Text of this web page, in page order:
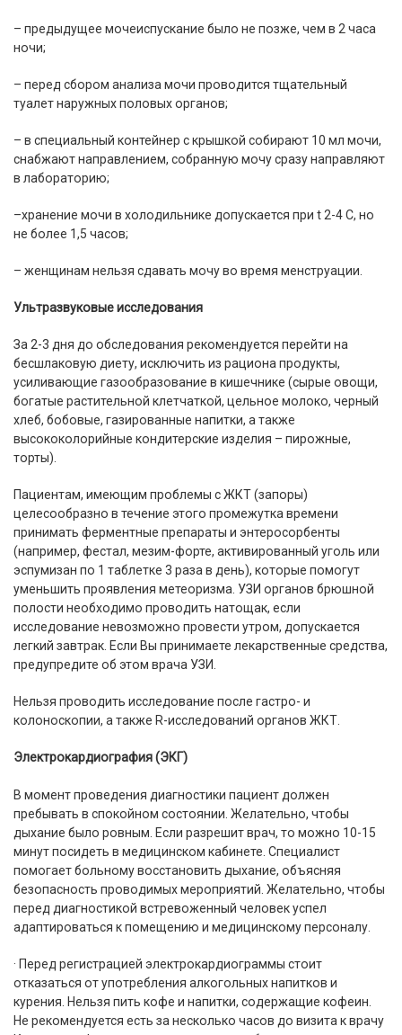
– предыдущее мочеиспускание было не позже, чем в 2 часа
ночи;
– перед сбором анализа мочи проводится тщательный
туалет наружных половых органов;
– в специальный контейнер с крышкой собирают 10 мл мочи,
снабжают направлением, собранную мочу сразу направляют
в лабораторию;
–хранение мочи в холодильнике допускается при t 2-4 C, но
не более 1,5 часов;
– женщинам нельзя сдавать мочу во время менструации.
Ультразвуковые исследования
За 2-3 дня до обследования рекомендуется перейти на
бесшлаковую диету, исключить из рациона продукты,
усиливающие газообразование в кишечнике (сырые овощи,
богатые растительной клетчаткой, цельное молоко, черный
хлеб, бобовые, газированные напитки, а также
высококолорийные кондитерские изделия – пирожные,
торты).
Пациентам, имеющим проблемы с ЖКТ (запоры)
целесообразно в течение этого промежутка времени
принимать ферментные препараты и энтеросорбенты
(например, фестал, мезим-форте, активированный уголь или
эспумизан по 1 таблетке 3 раза в день), которые помогут
уменьшить проявления метеоризма. УЗИ органов брюшной
полости необходимо проводить натощак, если
исследование невозможно провести утром, допускается
легкий завтрак. Если Вы принимаете лекарственные средства,
предупредите об этом врача УЗИ.
Нельзя проводить исследование после гастро- и
колоноскопии, а также R-исследований органов ЖКТ.
Электрокардиография (ЭКГ)
В момент проведения диагностики пациент должен
пребывать в спокойном состоянии. Желательно, чтобы
дыхание было ровным. Если разрешит врач, то можно 10-15
минут посидеть в медицинском кабинете. Специалист
помогает больному восстановить дыхание, объясняя
безопасность проводимых мероприятий. Желательно, чтобы
перед диагностикой встревоженный человек успел
адаптироваться к помещению и медицинскому персоналу.
· Перед регистрацией электрокардиограммы стоит
отказаться от употребления алкогольных напитков и
курения. Нельзя пить кофе и напитки, содержащие кофеин.
Не рекомендуется есть за несколько часов до визита к врачу